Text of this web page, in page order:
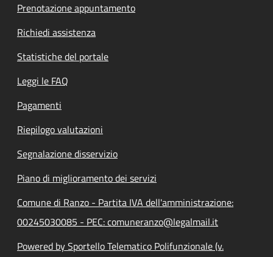
Prenotazione appuntamento
Richiedi assistenza
Statistiche del portale
Leggi le FAQ
Pagamenti
Riepilogo valutazioni
Segnalazione disservizio
Piano di miglioramento dei servizi
Comune di Ranzo - Partita IVA dell'amministrazione:
00245030085 - PEC: comuneranzo@legalmail.it
Powered by Sportello Telematico Polifunzionale (v.